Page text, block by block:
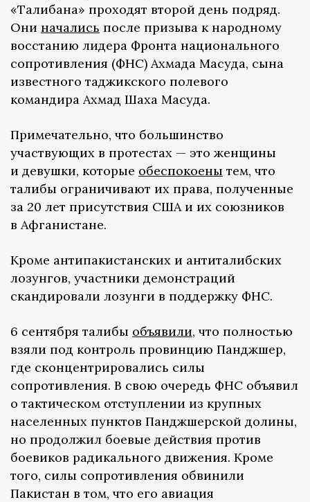
«Талибана» проходят второй день подряд.
Они начались после призыва к народному
восстанию лидера Фронта национального
сопротивления (ФНС) Ахмада Масуда, сына
известного таджикского полевого
командира Ахмад Шаха Масуда.
Примечательно, что большинство
участвующих в протестах — это женщины
и девушки, которые обеспокоены тем, что
талибы ограничивают их права, полученные
за 20 лет присутствия США и их союзников
в Афганистане.
Кроме антипакистанских и антиталибских
лозунгов, участники демонстраций
скандировали лозунги в поддержку ФНС.
6 сентября талибы объявили, что полностью
взяли под контроль провинцию Панджшер,
где сконцентрировались силы
сопротивления. В свою очередь ФНС объявил
о тактическом отступлении из крупных
населенных пунктов Панджшерской долины,
но продолжил боевые действия против
боевиков радикального движения. Кроме
того, силы сопротивления обвинили
Пакистан в том, что его авиация